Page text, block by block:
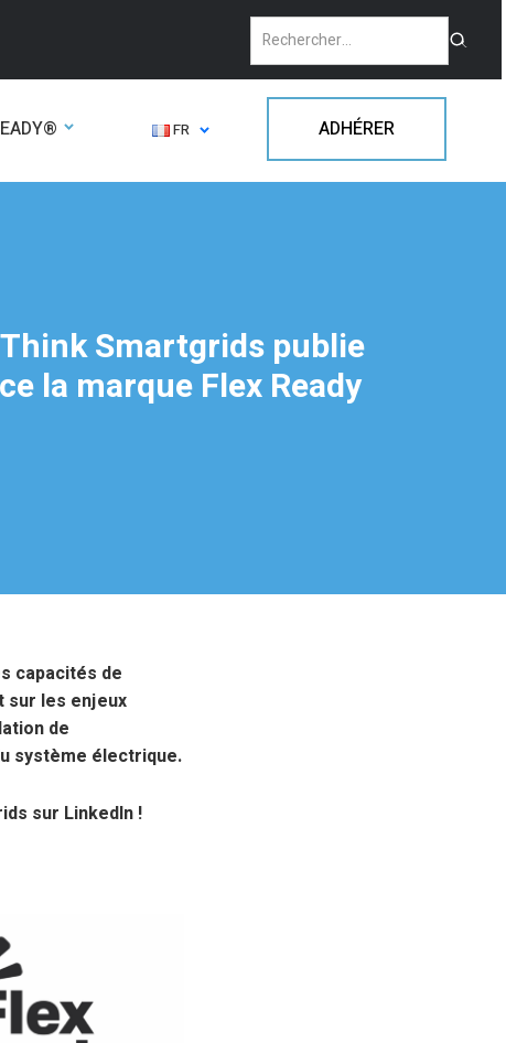
FR ADHÉRER
Smartgrids publie
la marque Flex Ready
capacités de
sur les enjeux
de
système électrique.
sur LinkedIn !